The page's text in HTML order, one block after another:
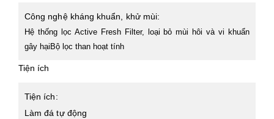
Công nghệ kháng khuẩn, khử mùi:
Hệ thống lọc Active Fresh Filter, loại bỏ mùi hôi và vi khuẩn
gây hại Bộ lọc than hoạt tính
Tiện ích
Tiện ích:
Làm đá tự động